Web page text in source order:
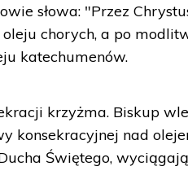
słowa: "Przez
chorych, a po
katechumenów.
krzyżma. Biskup
konsekracyjnej nad
Świętego,